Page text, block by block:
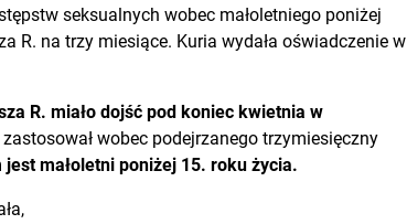
seksualnych wobec małoletniego poniżej
R. na trzy miesiące. Kuria wydała oświadczenie w
R. miało dojść pod koniec kwietnia w
wobec podejrzanego trzymiesięczny
małoletni poniżej 15. roku życia.